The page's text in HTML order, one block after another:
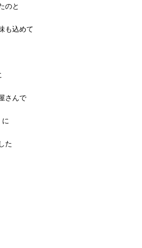
のと
も込めて
さんで
に
た